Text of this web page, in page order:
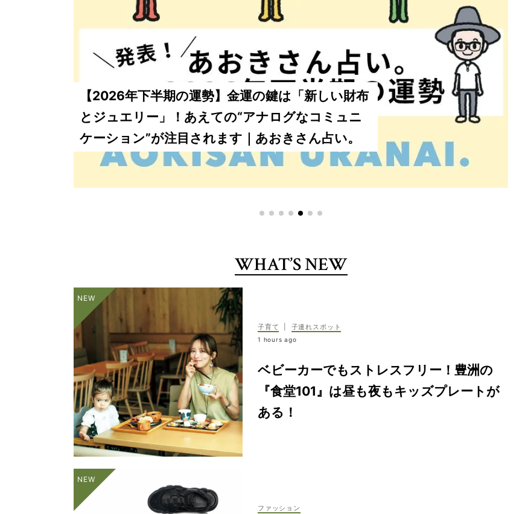
【2026年下半期の運勢】金運の鍵は「新しい財布
とジュエリー」！あえての“アナログなコミュニ
ケーション”が注目されます｜あおきさん占い。
WHAT’S NEW
子育て 子連れスポット
1 hours ago
ベビーカーでもストレスフリー！豊洲の
『食堂101』は昼も夜もキッズプレートが
ある！
ファッション